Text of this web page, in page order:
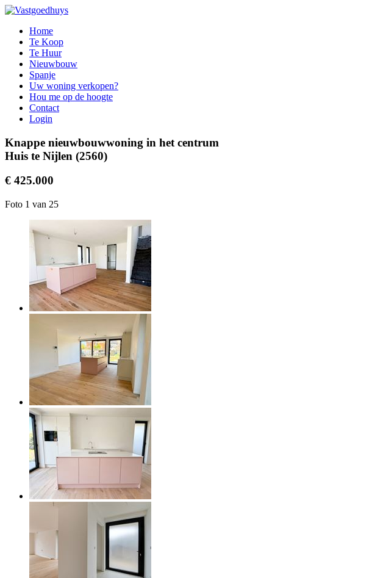
Home
Te Koop
Te Huur
Nieuwbouw
Spanje
Uw woning verkopen?
Hou me op de hoogte
Contact
Login
Knappe nieuwbouwwoning in het centrum
Huis te Nijlen (2560)
€ 425.000
Foto 1 van 25